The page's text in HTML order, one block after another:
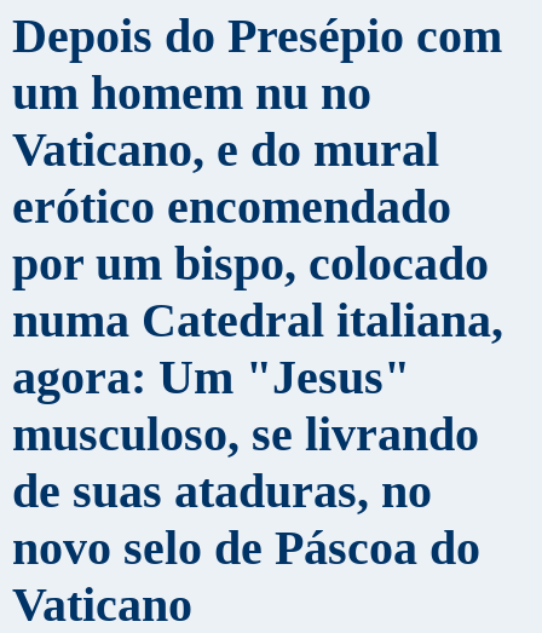
Depois do Presépio com
um homem nu no
Vaticano, e do mural
erótico encomendado
por um bispo, colocado
numa Catedral italiana,
agora: Um "Jesus"
musculoso, se livrando
de suas ataduras, no
novo selo de Páscoa do
Vaticano